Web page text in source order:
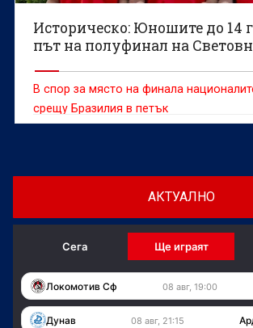
Историческо: Юношите до 14
път на полуфинал на
В спор за място на финала
срещу Бразилия в петък
АКТУАЛНО
Сега Ще играят
Локомотив Сф 08 авг, 19:00
Дунав 08 авг, 21:15